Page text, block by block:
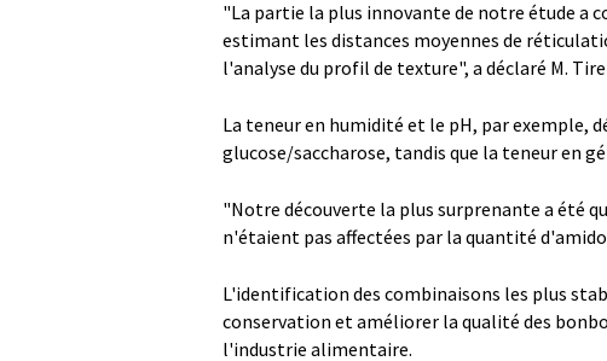
"La partie la plus innovante de notre étude a
estimant les distances moyennes de
l'analyse du profil de texture", a déclaré M.
La teneur en humidité et le pH, par exemple,
glucose/saccharose, tandis que la teneur en
"Notre découverte la plus surprenante a été
n'étaient pas affectées par la quantité
L'identification des combinaisons les plus
conservation et améliorer la qualité des
l'industrie alimentaire.